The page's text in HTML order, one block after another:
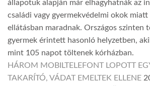
állapotuk alapján már elhagyhatnák az
családi vagy gyermekvédelmi okok
ellátásban maradnak. Országos szinten
gyermek érintett hasonló helyzetben,
mint 105 napot töltenek kórházban.
HÁROM MOBILTELEFONT LOPOTT
TAKARÍTÓ, VÁDAT EMELTEK ELLENE